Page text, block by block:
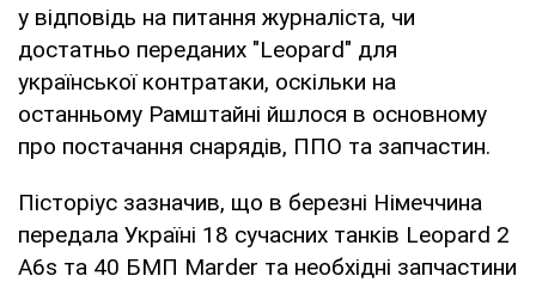
у відповідь на питання журналіста, чи
достатньо переданих "Leopard" для
української контратаки, оскільки на
останньому Рамштайні йшлося в основному
про постачання снарядів, ППО та запчастин.
Пісторіус зазначив, що в березні Німеччина
передала Україні 18 сучасних танків Leopard 2
A6s та 40 БМП Marder та необхідні запчастини